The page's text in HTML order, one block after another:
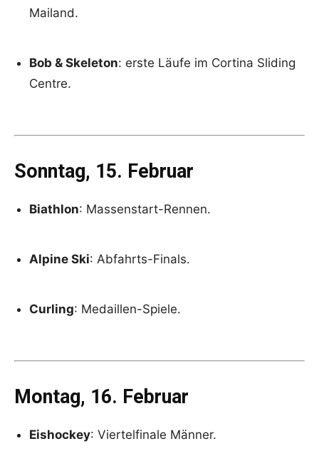
Mailand.
Bob & Skeleton: erste Läufe im Cortina Sliding
Centre.
Sonntag, 15. Februar
Biathlon: Massenstart-Rennen.
Alpine Ski: Abfahrts-Finals.
Curling: Medaillen-Spiele.
Montag, 16. Februar
Eishockey: Viertelfinale Männer.